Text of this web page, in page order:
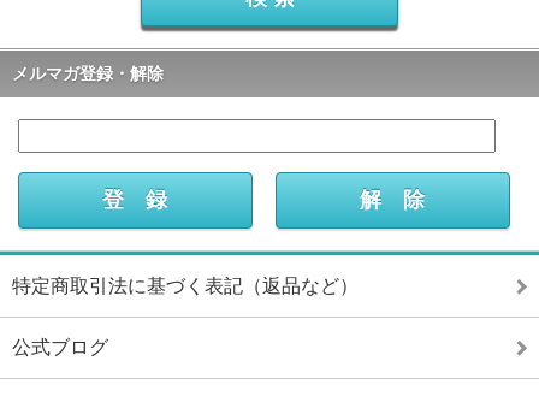
メルマガ登録・解除
特定商取引法に基づく表記（返品など）
公式ブログ